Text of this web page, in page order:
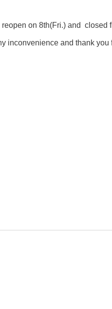
on 8th(Fri.) and closed
inconvenience and thank you